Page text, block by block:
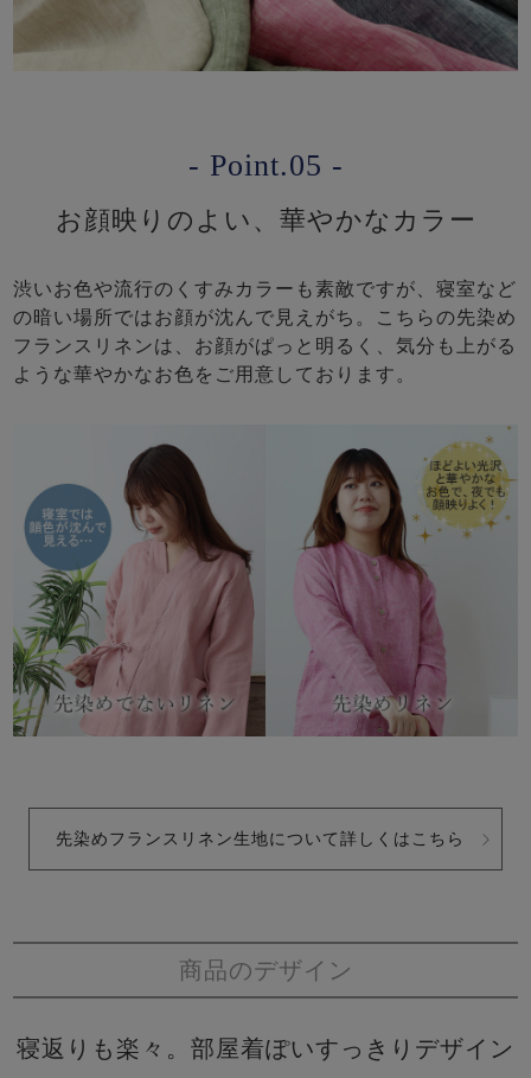
- Point.05 -
お顔映りのよい、華やかなカラー
渋いお色や流行のくすみカラーも素敵ですが、寝室など
の暗い場所ではお顔が沈んで見えがち。こちらの先染め
フランスリネンは、お顔がぱっと明るく、気分も上がる
ような華やかなお色をご用意しております。
先染めフランスリネン生地について詳しくはこちら
商品のデザイン
寝返りも楽々。部屋着ぽいすっきりデザイン